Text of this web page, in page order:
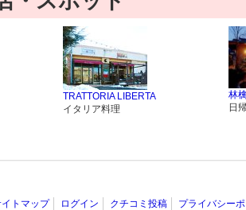
TRATTORIA LIBERTA
イタリア料理
林
日
トマップ ログイン クチコミ投稿 プライバシー